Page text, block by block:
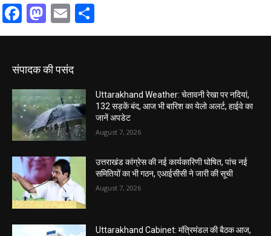
Facebook
Mastodon
Email
संपादक की पसंद
Uttarakhand Weather: चेतावनी रेखा पर नदियां,
132 सड़कें बंद, आज भी बारिश का येलो अलर्ट, हाईवे का
जानें अपडेट
August 7, 2026
उत्तराखंड कांग्रेस की नई कार्यकारिणी घोषित, पांच नई
समितियों का भी गठन, एआईसीसी ने जारी की सूची
August 7, 2026
Uttarakhand Cabinet: मंत्रिमंडल की बैठक आज,